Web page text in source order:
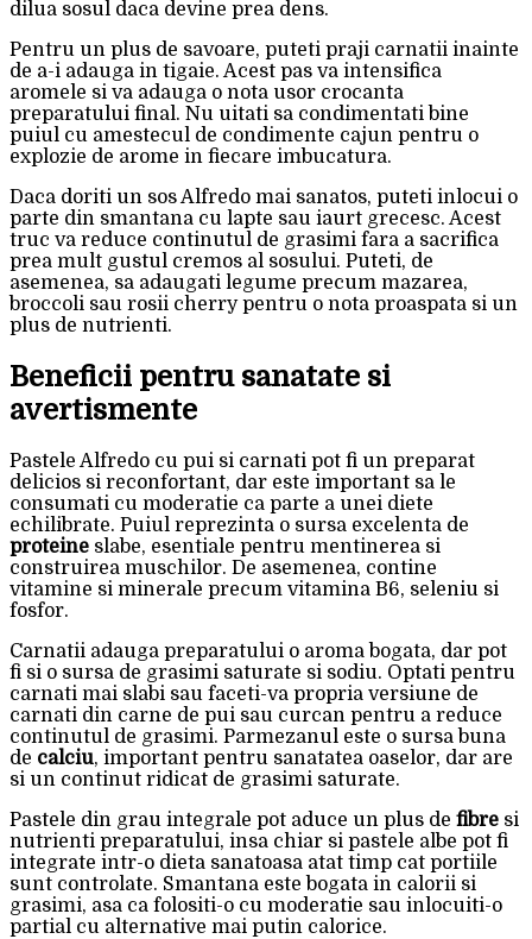
dilua sosul daca devine prea dens.
Pentru un plus de savoare, puteti praji carnatii inainte
de a-i adauga in tigaie. Acest pas va intensifica
aromele si va adauga o nota usor crocanta
preparatului final. Nu uitati sa condimentati bine
puiul cu amestecul de condimente cajun pentru o
explozie de arome in fiecare imbucatura.
Daca doriti un sos Alfredo mai sanatos, puteti inlocui o
parte din smantana cu lapte sau iaurt grecesc. Acest
truc va reduce continutul de grasimi fara a sacrifica
prea mult gustul cremos al sosului. Puteti, de
asemenea, sa adaugati legume precum mazarea,
broccoli sau rosii cherry pentru o nota proaspata si un
plus de nutrienti.
Beneficii pentru sanatate si
avertismente
Pastele Alfredo cu pui si carnati pot fi un preparat
delicios si reconfortant, dar este important sa le
consumati cu moderatie ca parte a unei diete
echilibrate. Puiul reprezinta o sursa excelenta de
proteine slabe, esentiale pentru mentinerea si
construirea muschilor. De asemenea, contine
vitamine si minerale precum vitamina B6, seleniu si
fosfor.
Carnatii adauga preparatului o aroma bogata, dar pot
fi si o sursa de grasimi saturate si sodiu. Optati pentru
carnati mai slabi sau faceti-va propria versiune de
carnati din carne de pui sau curcan pentru a reduce
continutul de grasimi. Parmezanul este o sursa buna
de calciu, important pentru sanatatea oaselor, dar are
si un continut ridicat de grasimi saturate.
Pastele din grau integrale pot aduce un plus de fibre si
nutrienti preparatului, insa chiar si pastele albe pot fi
integrate intr-o dieta sanatoasa atat timp cat portiile
sunt controlate. Smantana este bogata in calorii si
grasimi, asa ca folositi-o cu moderatie sau inlocuiti-o
partial cu alternative mai putin calorice.